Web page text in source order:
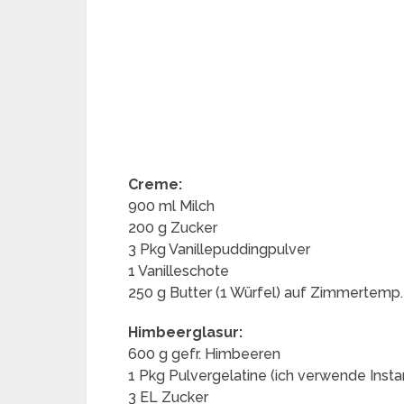
Creme:
900 ml Milch
200 g Zucker
3 Pkg Vanillepuddingpulver
1 Vanilleschote
250 g Butter (1 Würfel) auf Zimmertemp.
Himbeerglasur:
600 g gefr. Himbeeren
1 Pkg Pulvergelatine (ich verwende
3 EL Zucker